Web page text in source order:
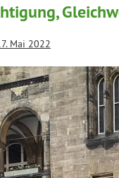
Mai 2022